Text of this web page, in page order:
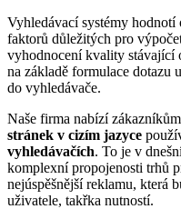
Vyhledávací systémy
faktorů důležitých pro
vyhodnocení kvality stávající
na základě formulace dotazu
do vyhledávače.
Naše firma nabízí
stránek v cizím jazyce
vyhledávačích. To je v
komplexní propojenosti trhů
nejúspěšnější reklamu, která
uživatele, takřka nutností.